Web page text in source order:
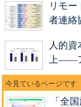
リモ
者連絡
人的資
上――
「全